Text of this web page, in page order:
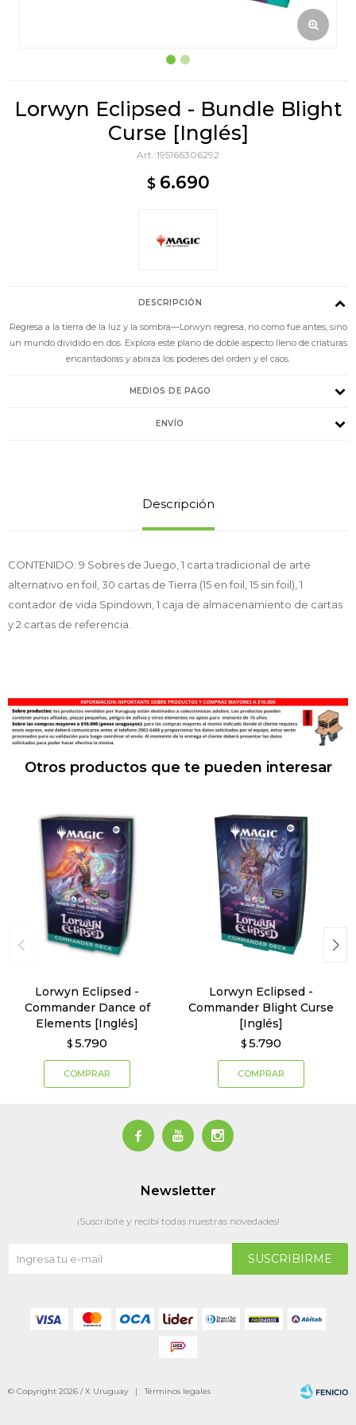
Lorwyn Eclipsed - Bundle Blight
Curse [Inglés]
195166306292
$ 6.690
DESCRIPCIÓN
Regresa a la tierra de la luz y la sombra—Lorwyn regresa, no como fue antes, sino
un mundo dividido en dos. Explora este plano de doble aspecto lleno de criaturas
encantadoras y abraza los poderes del orden y el caos.
MEDIOS DE PAGO
ENVÍO
Descripción
CONTENIDO: 9 Sobres de Juego, 1 carta tradicional de arte
alternativo en foil, 30 cartas de Tierra (15 en foil, 15 sin foil), 1
contador de vida Spindown, 1 caja de almacenamiento de cartas
y 2 cartas de referencia.
Otros productos que te pueden interesar
Lorwyn Eclipsed -
Commander Dance of
Elements [Inglés]
$ 5.790
Lorwyn Eclipsed -
Commander Blight Curse
[Inglés]
$ 5.790
  
Newsletter
¡Suscribite y recibí todas nuestras novedades!
SUSCRIBIRME
© Copyright 2026 / X Uruguay |Términos legales